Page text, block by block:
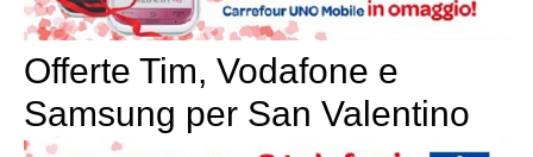
Offerte Tim, Vodafone e
Samsung per San Valentino